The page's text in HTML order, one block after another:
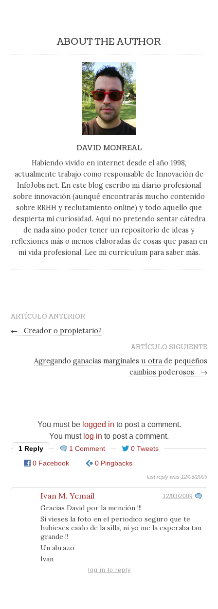
ABOUT THE AUTHOR
DAVID MONREAL
Habiendo vivido en internet desde el año 1998,
actualmente trabajo como responsable de Innovación de
InfoJobs.net. En este blog escribo mi diario profesional
sobre innovación (aunqué encontrarás mucho contenido
sobre RRHH y reclutamiento online) y todo aquello que
despierta mi curiosidad. Aquí no pretendo sentar cátedra
de nada sino poder tener un repositorio de ideas y
reflexiones más o menos elaboradas de cosas que pasan en
mi vida profesional. Lee mi curriculum para saber más.
ARTÍCULO ANTERIOR
←
Creador o propietario?
ARTÍCULO SIGUIENTE
Agregando ganacias marginales u otra de pequeños
cambios poderosos
→
You must be logged in to post a comment.
You must log in to post a comment.
1 Reply 1 Comment
0 Tweets
0 Facebook
0 Pingbacks
last reply was 12/03/2009
Ivan M. Yemail 12/03/2009
Gracias David por la mención !!!
Si vieses la foto en el periodico seguro que te
hubieses caido de la silla, ni yo me la esperaba tan
grande !!
Un abrazo
Ivan
log in to reply